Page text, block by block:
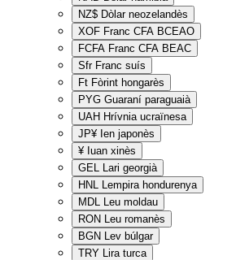
NZ$ Dòlar neozelandès
XOF Franc CFA BCEAO
FCFA Franc CFA BEAC
Sfr Franc suís
Ft Fòrint hongarès
PYG Guaraní paraguaià
UAH Hrívnia ucraïnesa
JP¥ Ien japonès
¥ Iuan xinès
GEL Lari georgià
HNL Lempira hondurenya
MDL Leu moldau
RON Leu romanès
BGN Lev búlgar
TRY Lira turca